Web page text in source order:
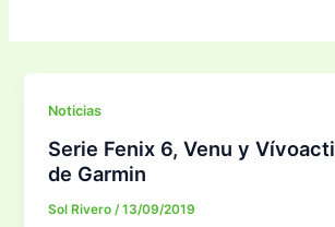
Noticias
Serie Fenix 6, Venu y
de Garmin
Sol Rivero /13/09/2019